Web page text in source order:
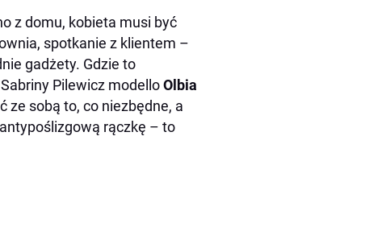
z domu, kobieta musi być
spotkanie z klientem –
gadżety. Gdzie to
Pilewicz modelloOlbia
ze sobą to, co niezbędne, a
rączkę – to